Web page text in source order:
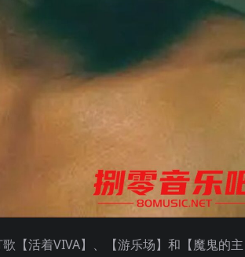
【活着VIVA】、【游乐场】和【魔鬼的主